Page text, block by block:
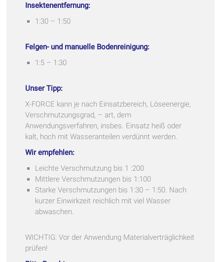
Insektenentfernung:
1:30 – 1:50
Felgen- und manuelle Bodenreinigung:
1:5 – 1:30
Unser Tipp:
X-FORCE kann je nach Einsatzbereich, Löseenergie,
Verschmutzungsgrad, – art, dem
Anwendungsverfahren, insbes. Einsatz heiß oder
kalt, hoch mit Wasseranteilen verdünnt werden.
Wir empfehlen:
Leichte Verschmutzung bis 1 :200
Mittlere Verschmutzungen bis 1:100
Starke Verschmutzungen bis 1:30 – 1:50. Nach
kurzer Einwirkzeit reichlich mit viel Wasser
abwaschen.
WICHTIG: Vor der Anwendung Materialverträglichkeit
prüfen!